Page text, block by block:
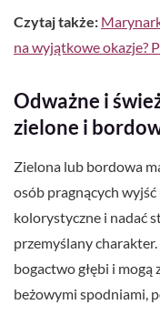
Czytaj także:
na wyjątkowe okazje?
Odważne i
zielone i
Zielona lub bordowa
osób pragnących
kolorystyczne i nadać
przemyślany
bogactwo głębi i mogą
beżowymi spodniami,